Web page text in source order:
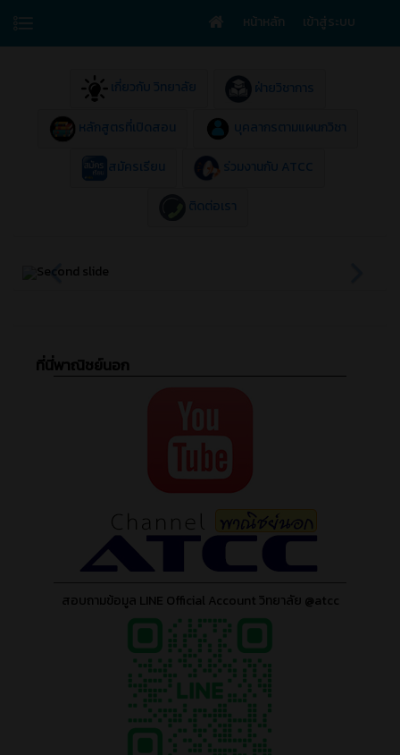
หน้าหลัก เข้าสู่ระบบ
เกี่ยวกับ วิทยาลัย ฝ่ายวิชาการ
หลักสูตรที่เปิดสอน บุคลากรตามแผนกวิชา
สมัครเรียน ร่วมงานกับ ATCC
ติดต่อเรา
ที่นี่พาณิชย์นอก
สอบถามข้อมูล LINE Official Account วิทยาลัย @atcc